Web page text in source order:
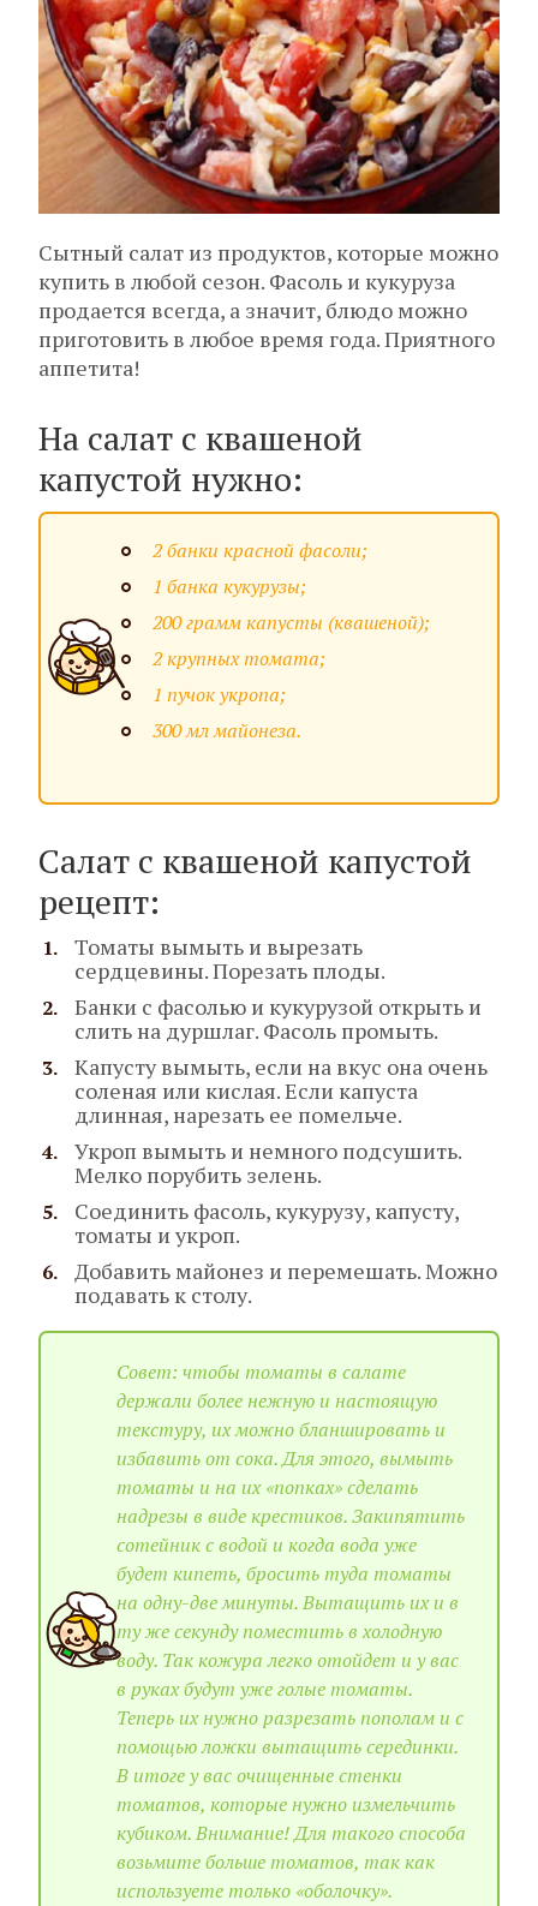
Сытный салат из продуктов, которые можно
купить в любой сезон. Фасоль и кукуруза
продается всегда, а значит, блюдо можно
приготовить в любое время года. Приятного
аппетита!
На салат с квашеной
капустой нужно:
2 банки красной фасоли;
1 банка кукурузы;
200 грамм капусты (квашеной);
2 крупных томата;
1 пучок укропа;
300 мл майонеза.
Салат с квашеной капустой
рецепт:
Томаты вымыть и вырезать
сердцевины. Порезать плоды.
Банки с фасолью и кукурузой открыть и
слить на дуршлаг. Фасоль промыть.
Капусту вымыть, если на вкус она очень
соленая или кислая. Если капуста
длинная, нарезать ее помельче.
Укроп вымыть и немного подсушить.
Мелко порубить зелень.
Соединить фасоль, кукурузу, капусту,
томаты и укроп.
Добавить майонез и перемешать. Можно
подавать к столу.
Совет: чтобы томаты в салате
держали более нежную и настоящую
текстуру, их можно бланшировать и
избавить от сока. Для этого, вымыть
томаты и на их «попках» сделать
надрезы в виде крестиков. Закипятить
сотейник с водой и когда вода уже
будет кипеть, бросить туда томаты
на одну-две минуты. Вытащить их и в
ту же секунду поместить в холодную
воду. Так кожура легко отойдет и у вас
в руках будут уже голые томаты.
Теперь их нужно разрезать пополам и с
помощью ложки вытащить серединки.
В итоге у вас очищенные стенки
томатов, которые нужно измельчить
кубиком. Внимание! Для такого способа
возьмите больше томатов, так как
используете только «оболочку».